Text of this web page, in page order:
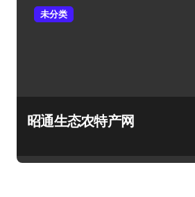
未分类
昭通生态农特产网